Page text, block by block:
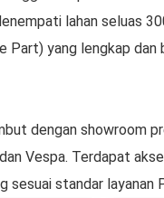
lahan seluas
Part) yang lengkap dan
dengan showroom
Vespa. Terdapat
sesuai standar layanan